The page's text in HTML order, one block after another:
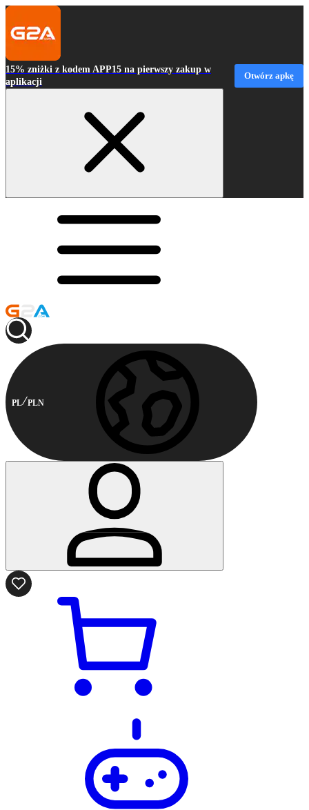
15% zniżki z kodem APP15 na pierwszy zakup w
aplikacji
Otwórz apkę
PL PLN